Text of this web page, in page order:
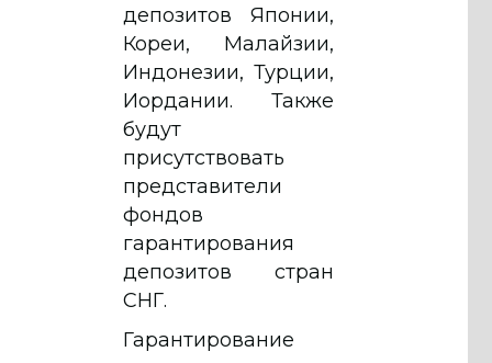
депозитов Японии,
Кореи, Малайзии,
Индонезии, Турции,
Иордании. Также
будут
присутствовать
представители
фондов
гарантирования
депозитов стран
СНГ.
Гарантирование